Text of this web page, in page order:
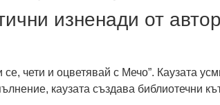
изненади от
чети и оцветявай с Мечо”. Каузата
каузата създава библиотечни